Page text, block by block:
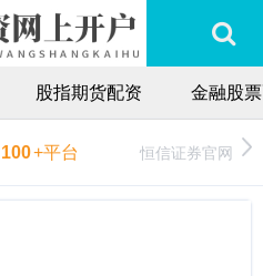
股指期货配资 金融股
100+平台 恒信证券官网